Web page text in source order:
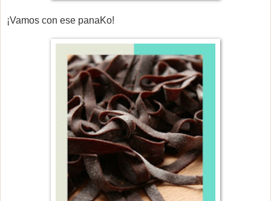
¡Vamos con ese panaKo!